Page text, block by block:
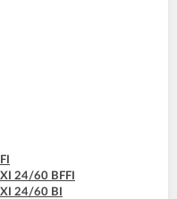
PLUS 31 MFFI
24/60 BFFI
24/60 BI